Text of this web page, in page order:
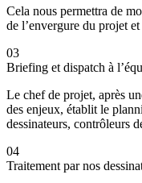
Cela nous permettra de
de l’envergure du projet
03
Briefing et dispatch à
Le chef de projet, après
des enjeux, établit le
dessinateurs, contrôleurs
04
Traitement par nos